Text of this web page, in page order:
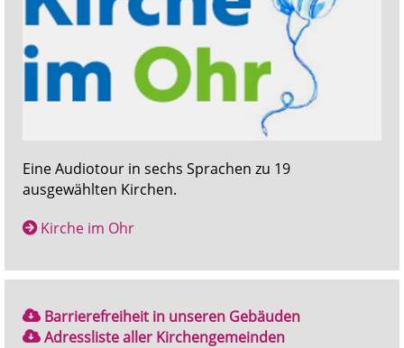
Eine Audiotour in sechs Sprachen zu 19
ausgewählten Kirchen.
Kirche im Ohr
Barrierefreiheit in unseren Gebäuden
Adressliste aller Kirchengemeinden